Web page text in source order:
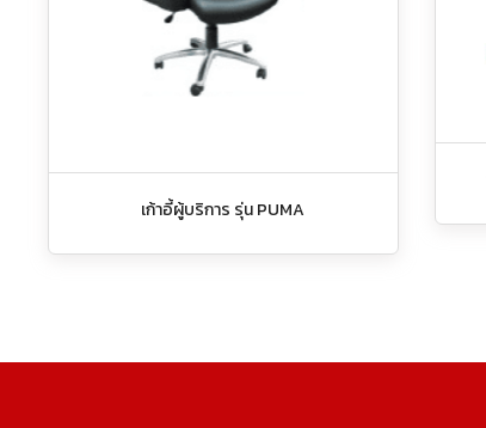
เก้าอี้ผู้บริการ รุ่น PUMA